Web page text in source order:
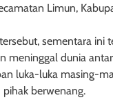
Limun,
sementara
meninggal dunia
luka-luka masing-
berwenang.